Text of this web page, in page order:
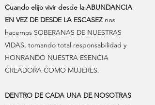
Cuando elijo vivir desde la ABUNDANCIA
EN VEZ DE DESDE LA ESCASEZ nos
hacemos SOBERANAS DE NUESTRAS
VIDAS, tomando total responsabilidad y
HONRANDO NUESTRA ESENCIA
CREADORA COMO MUJERES.
DENTRO DE CADA UNA DE NOSOTRAS